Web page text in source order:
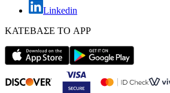
Linkedin
ΚΑΤΕΒΑΣΕ ΤΟ APP